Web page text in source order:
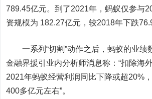
789.45亿元。到了2021年，蚂蚁仅参与
资规模为 182.27亿元，较2018年下跌
一系列“切割”动作之后，蚂蚁的业绩
金融界援引业内分析师消息称：“扣除海
2021年蚂蚁经营利润同比下降或超20%
400多亿元左右”。